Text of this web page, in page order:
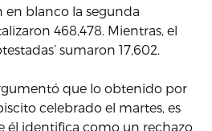
en blanco la segunda
468,478. Mientras, el
sumaron 17,602.
que lo obtenido por
celebrado el martes, es
él identifica como un rechazo